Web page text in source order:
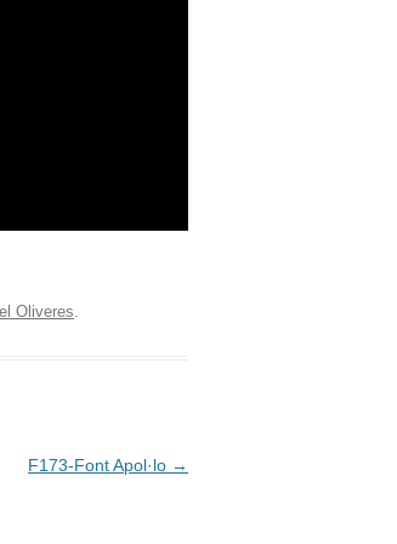
Oliveres.
F173-Font Apol·lo →